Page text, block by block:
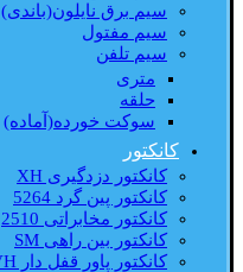
سیم برق نایلون(باندی)
سیم مفتول
سیم تلفن
متری
حلقه
سوکت خورده(آماده)
کانکتور
کانکتور دزدگیری XH
کانکتور پین گرد 5264
کانکتور مخابراتی 2510
کانکتور بین راهی SM
کانکتور پاور قفل دار VH